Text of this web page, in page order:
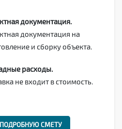
документация.
документация на
и сборку объекта.
расходы.
не входит в стоимость.
СМЕТУ